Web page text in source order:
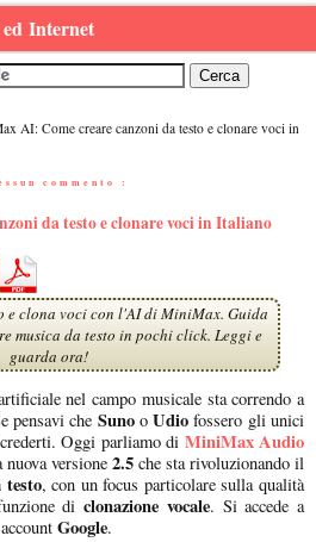
Internet
AI: Come creare canzoni da testo e clonare voci in
commento :
da testo e clonare voci in Italiano
e clona voci con l'AI di MiniMax. Guida
musica da testo in pochi click. Leggi e
guarda ora!
nel campo musicale sta correndo a
pensavi che SunooUdio fossero gli unici
Oggi parliamo di MiniMax Audio
versione 2.5 che sta rivoluzionando il
testo, con un focus particolare sulla qualità
diclonazione vocale. Si accede a
Google.